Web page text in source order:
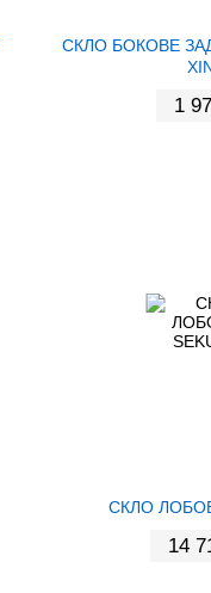
СКЛО БОКОВЕ
1
СКЛО
14